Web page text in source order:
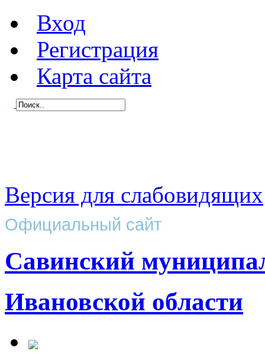
Вход
Регистрация
Карта сайта
Версия для слабовидящих
Официальный сайт
Савинский
Ивановской области